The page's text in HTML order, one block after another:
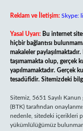
Reklam ve İletişim: Skype:
Yasal Uyarı: Bu internet
hiçbir bağlantısı
makaleler
taşımamakta olup, gerçek
yapılmamaktadır. Gerçek
tesadüfidir. Sitemizdeki
Sitemiz, 5651 Sayılı
(BTK) tarafından
nedenle, sitedeki içerikleri
yükümlülüğümüz